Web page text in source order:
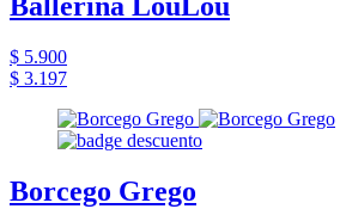
Ballerina LouLou
$ 5.900
$ 3.197
Borcego Grego